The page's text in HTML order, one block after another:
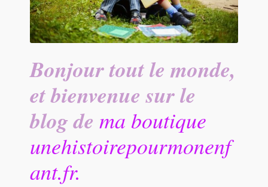
Bonjour tout le monde,
et bienvenue sur le
blog de ma boutique
unehistoirepourmonenf
ant.fr.